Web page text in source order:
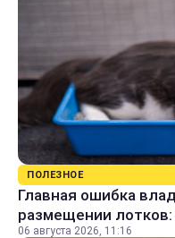
ПОЛЕЗНОЕ
Главная ошибка
размещении
06 августа 2026, 11:16